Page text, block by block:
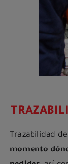
Trazabilidad
momento